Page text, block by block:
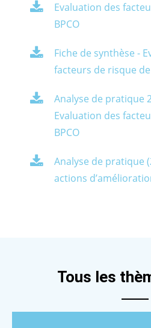
Evaluation des
BPCO
Fiche de synthèse -
facteurs de risque de
Analyse de pratique
Evaluation des
BPCO
Analyse de pratique
actions
Tous les